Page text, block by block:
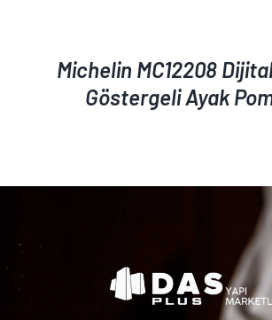
Michelin MC12208
Göstergeli Ayak